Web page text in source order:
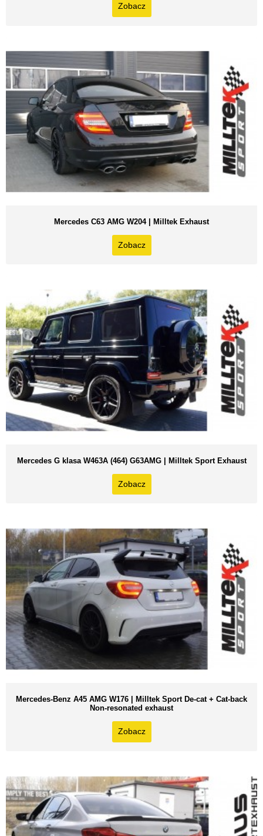
Zobacz
Mercedes C63 AMG W204 | Milltek Exhaust
Zobacz
Mercedes G klasa W463A (464) G63AMG | Milltek Sport Exhaust
Zobacz
Mercedes-Benz A45 AMG W176 | Milltek Sport De-cat + Cat-back
Non-resonated exhaust
Zobacz